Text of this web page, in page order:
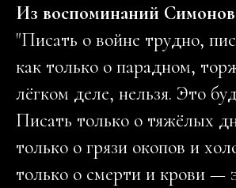
Из воспоминаний
"Писать о войне трудно,
как только о парадном,
лёгком деле, нельзя. Это
Писать только о тяжёлых
только о грязи окопов и
только о смерти и крови —